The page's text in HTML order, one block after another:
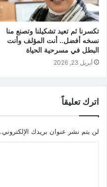
تكسرنا ثم تعيد تشكيلنا وتصنع منا
نسخه أفضل.. أنت المؤلف وأنت
البطل في مسرحية الحياة
أبريل 23, 2026
اترك تعليقاً
لن يتم نشر عنوان بريدك الإلكتروني.